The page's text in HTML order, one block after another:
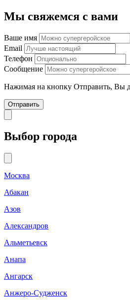
Мы свяжемся с вами
Ваше имя
Email
Телефон
Сообщение
Нажимая на кнопку Отправить, Вы
Отправить
Выбор города
Москва
Абакан
Азов
Александров
Альметьевск
Анапа
Ангарск
Анжеро-Судженск